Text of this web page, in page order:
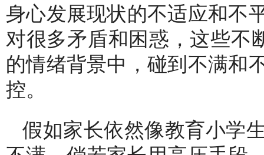
身心发展现状的不适应和不
对很多矛盾和困惑，这些不
的情绪背景中，碰到不满和
控。
假如家长依然像教育小学